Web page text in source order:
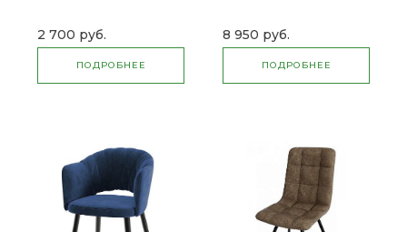
2 700 руб.
ПОДРОБНЕЕ
8 950 руб.
ПОДРОБНЕЕ